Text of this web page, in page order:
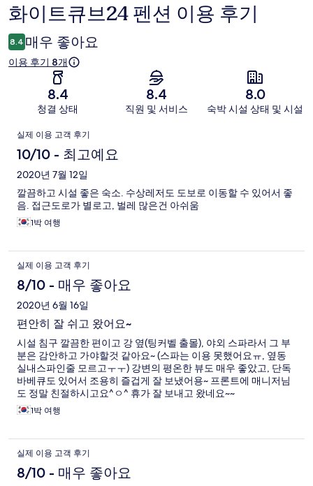
이
용
후
화이트큐브24 펜션 이용 후기
8.4 매우 좋아요
이용 후기 8개
8.4
청결 상태
8.4
직원 및 서비스
8.0
숙박 시설 상태 및 시설
이
용
후
기
실제 이용 고객 후기
10/10 - 최고예요
2020년 7월 12일
깔끔하고 시설 좋은 숙소. 수상레저도 도보로 이동할 수 있어서 좋
음. 접근도로가 별로고, 벌레 많은건 아쉬움
1박 여행
실제 이용 고객 후기
8/10 - 매우 좋아요
2020년 6월 16일
편안히 잘 쉬고 왔어요~
시설 침구 깔끔한 편이고 강 옆(팅커벨 출몰), 야외 스파라서 그 부
분은 감안하고 가야할것 같아요~ (스파는 이용 못했어요ㅠ, 옆동
실내스파인줄 모르고ㅜㅜ) 강변의 평온한 뷰도 매우 좋았고, 단독
바베큐도 있어서 조용히 즐겁게 잘 보냈어용~ 프론트에 매니저님
도 정말 친절하시고요^ㅇ^ 휴가 잘 보내고 왔네요~~
1박 여행
실제 이용 고객 후기
8/10 - 매우 좋아요